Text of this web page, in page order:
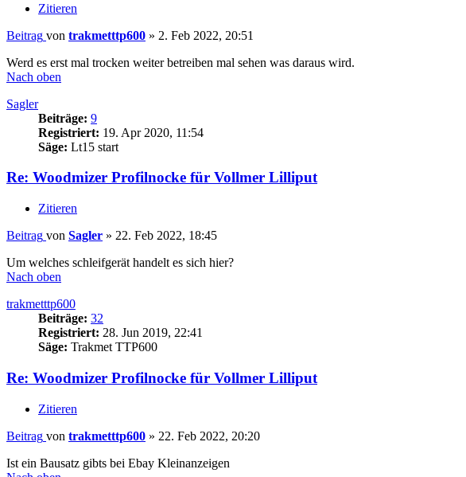
Zitieren
Beitrag von trakmetttp600 » 2. Feb 2022, 20:51
Werd es erst mal trocken weiter betreiben mal sehen was daraus wird.
Nach oben
Sagler
Beiträge: 9
Registriert: 19. Apr 2020, 11:54
Säge: Lt15 start
Re: Woodmizer Profilnocke für Vollmer Lilliput
Zitieren
Beitrag von Sagler » 22. Feb 2022, 18:45
Um welches schleifgerät handelt es sich hier?
Nach oben
trakmetttp600
Beiträge: 32
Registriert: 28. Jun 2019, 22:41
Säge: Trakmet TTP600
Re: Woodmizer Profilnocke für Vollmer Lilliput
Zitieren
Beitrag von trakmetttp600 » 22. Feb 2022, 20:20
Ist ein Bausatz gibts bei Ebay Kleinanzeigen